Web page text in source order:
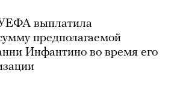
выплатила
предполагаемой
Инфантино во время его